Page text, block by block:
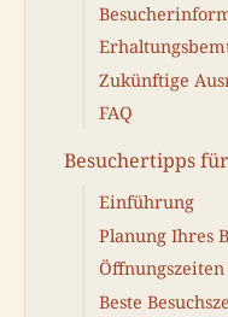
Zukünftige
FAQ
Besuchertipps
Einführung
Planung Ihres
Beste